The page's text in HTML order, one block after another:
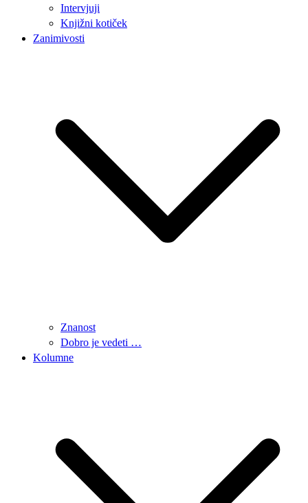
Intervjuji
Knjižni kotiček
Zanimivosti
Znanost
Dobro je vedeti …
Kolumne